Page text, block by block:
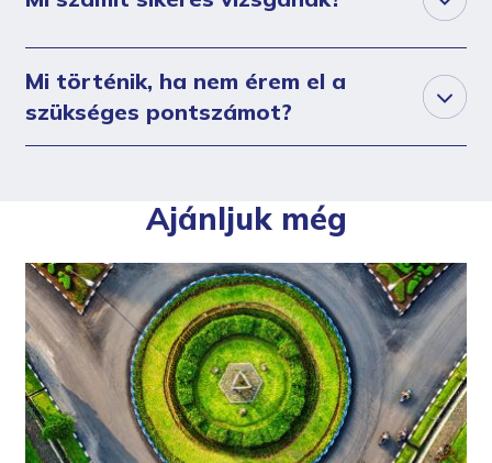
Mi történik, ha nem érem el a
szükséges pontszámot?
Ajánljuk még